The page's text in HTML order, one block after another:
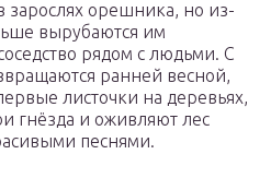
зарослях орешника, но из-
вырубаются им
рядом с людьми. С
ранней весной,
листочки на деревьях,
гнёзда и оживляют лес
песнями.